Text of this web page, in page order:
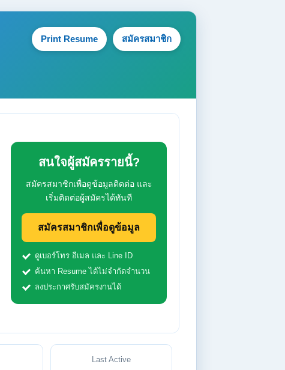
Print Resume สมัครสมาชิก
สนใจผู้สมัครรายนี้?
สมัครสมาชิกเพื่อดูข้อมูลติดต่อ และ
เริ่มติดต่อผู้สมัครได้ทันที
สมัครสมาชิกเพื่อดูข้อมูล
ดูเบอร์โทร อีเมล และ Line ID
ค้นหา Resume ได้ไม่จำกัดจำนวน
ลงประกาศรับสมัครงานได้
Last Active